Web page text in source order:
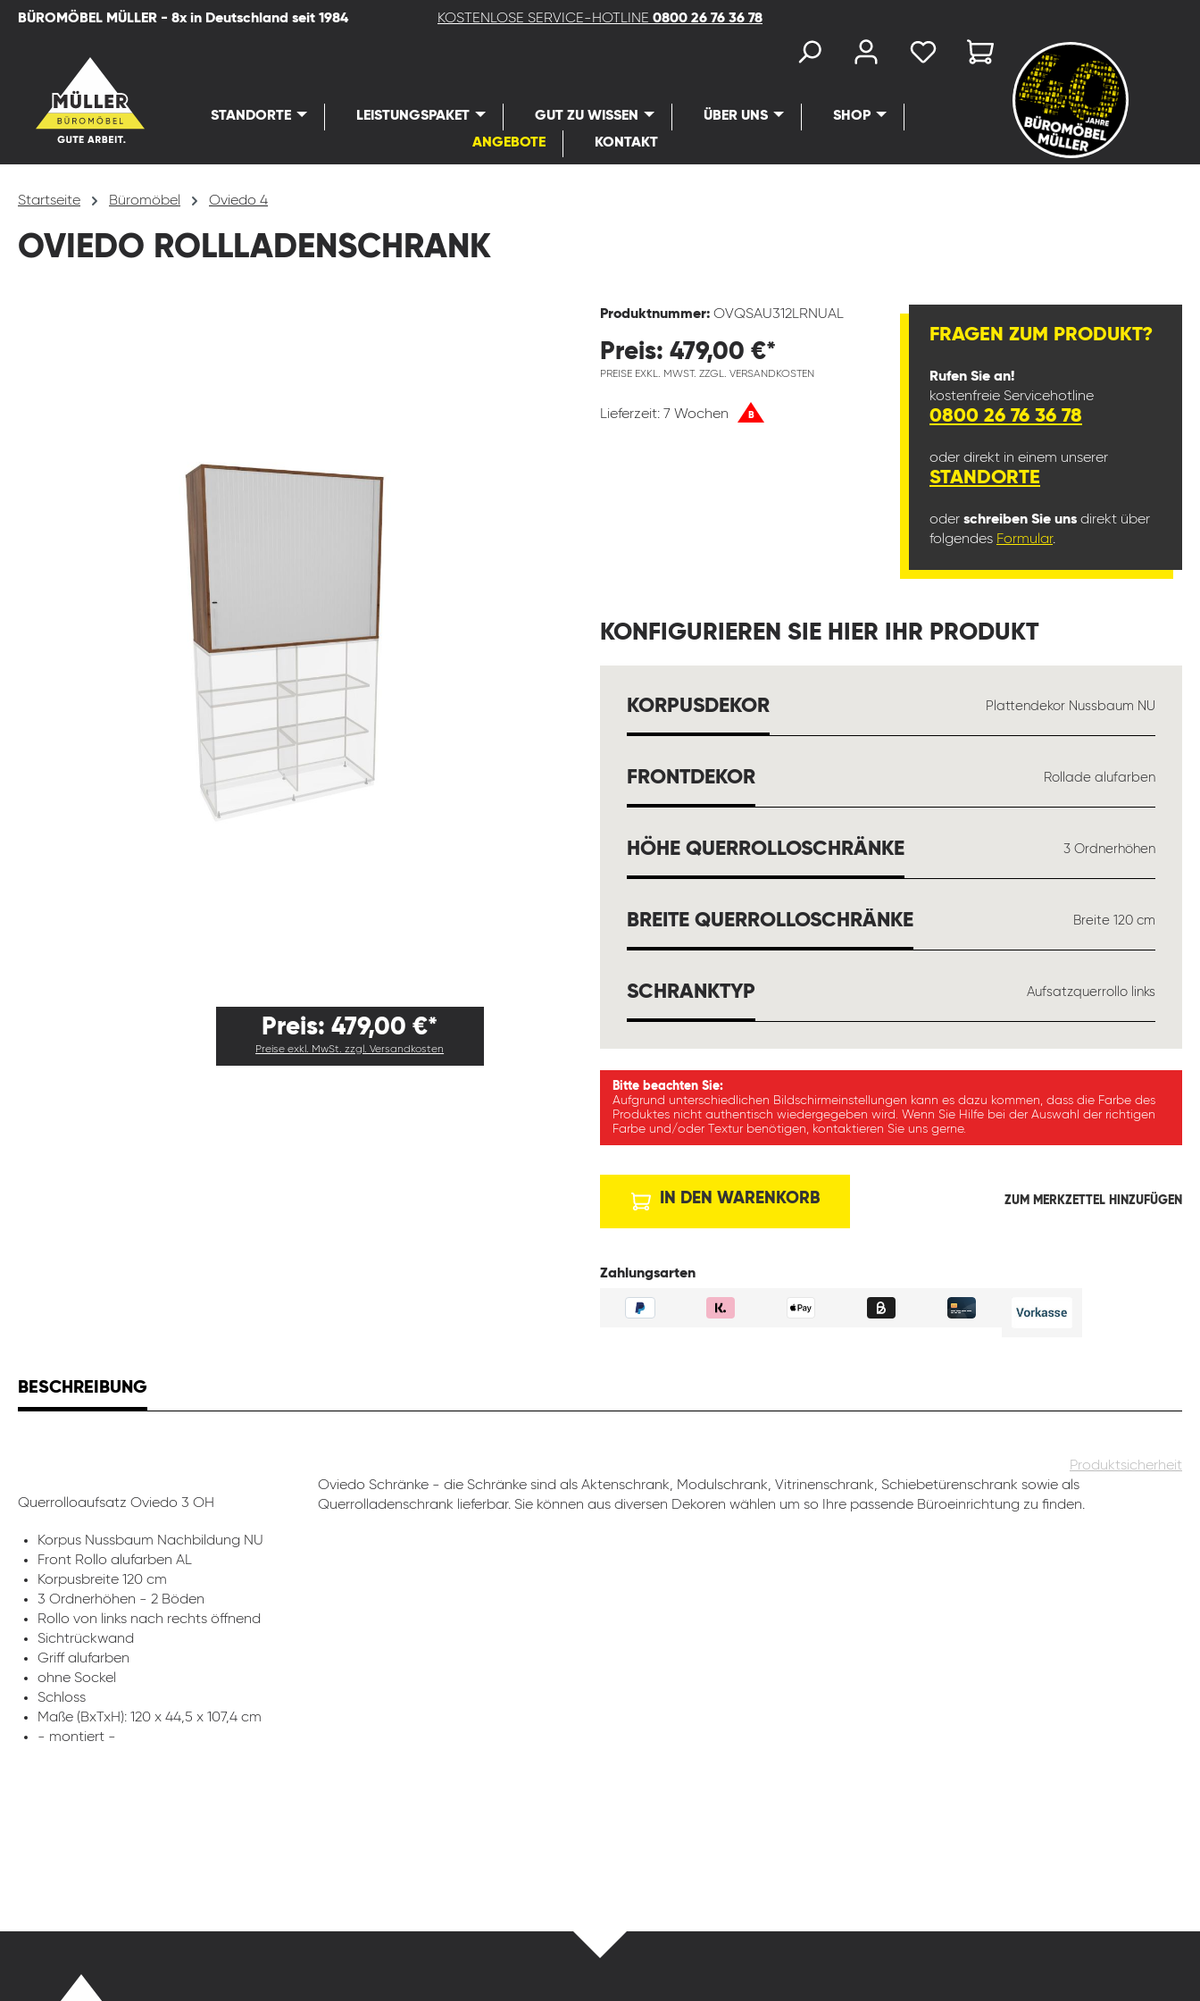
Zur Hauptnavigation springen
BÜROMÖBEL MÜLLER - 8x in Deutschland seit 1984 KOSTENLOSE SERVICE-HOTLINE 0800 26 76 36 78
STANDORTE LEISTUNGSPAKET GUT ZU WISSEN ÜBER UNS
SHOP
ANGEBOTE
KONTAKT
Startseite Büromöbel Oviedo 4
OVIEDO ROLLLADENSCHRANK
Preis: 479,00 €*
Preise exkl. MwSt. zzgl. Versandkosten
Produktnummer: OVQSAU312LRNUAL
Preis: 479,00 €*
PREISE EXKL. MWST. ZZGL. VERSANDKOSTEN
Lieferzeit: 7 Wochen B
FRAGEN ZUM PRODUKT?
Rufen Sie an!
kostenfreie Servicehotline
0800 26 76 36 78
oder direkt in einem unserer
STANDORTE
oder schreiben Sie uns direkt über
folgendes Formular.
KONFIGURIEREN SIE HIER IHR PRODUKT
KORPUSDEKORAUSWÄHLEN Plattendekor Nussbaum NU
FRONTDEKORAUSWÄHLEN Rollade alufarben
HÖHE QUERROLLOSCHRÄNKEAUSWÄHLEN 3 Ordnerhöhen
BREITE QUERROLLOSCHRÄNKEAUSWÄHLEN Breite 120 cm
SCHRANKTYP Aufsatzquerrollo links
Bitte beachten Sie:
Aufgrund unterschiedlichen Bildschirmeinstellungen kann es dazu kommen, dass die Farbe des
Produktes nicht authentisch wiedergegeben wird. Wenn Sie Hilfe bei der Auswahl der richtigen
Farbe und/oder Textur benötigen, kontaktieren Sie uns gerne.
IN DEN WARENKORB ZUM MERKZETTEL HINZUFÜGEN
Zahlungsarten
BESCHREIBUNG
Produktsicherheit
Querrolloaufsatz Oviedo 3 OH
Korpus Nussbaum Nachbildung NU
Front Rollo alufarben AL
Korpusbreite 120 cm
3 Ordnerhöhen - 2 Böden
Rollo von links nach rechts öffnend
Sichtrückwand
Griff alufarben
ohne Sockel
Schloss
Maße (BxTxH): 120 x 44,5 x 107,4 cm
- montiert -
Oviedo Schränke - die Schränke sind als Aktenschrank, Modulschrank, Vitrinenschrank, Schiebetürenschrank sowie als
Querrolladenschrank lieferbar. Sie können aus diversen Dekoren wählen um so Ihre passende Büroeinrichtung zu finden.